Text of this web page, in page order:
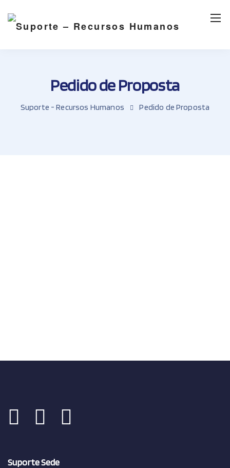
Pedido de Proposta
Suporte - Recursos Humanos Pedido de Proposta
Suporte Sede